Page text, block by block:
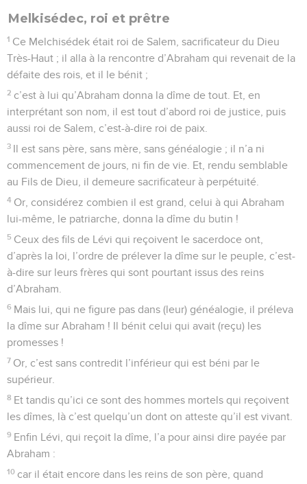
Melkisédec, roi et prêtre
1 Ce Melchisédek était roi de Salem, sacrificateur du Dieu
Très-Haut ; il alla à la rencontre d’Abraham qui revenait de la
défaite des rois, et il le bénit ;
2 c’est à lui qu’Abraham donna la dîme de tout. Et, en
interprétant son nom, il est tout d’abord roi de justice, puis
aussi roi de Salem, c’est-à-dire roi de paix.
3 Il est sans père, sans mère, sans généalogie ; il n’a ni
commencement de jours, ni fin de vie. Et, rendu semblable
au Fils de Dieu, il demeure sacrificateur à perpétuité.
4 Or, considérez combien il est grand, celui à qui Abraham
lui-même, le patriarche, donna la dîme du butin !
5 Ceux des fils de Lévi qui reçoivent le sacerdoce ont,
d’après la loi, l’ordre de prélever la dîme sur le peuple, c’est-
à-dire sur leurs frères qui sont pourtant issus des reins
d’Abraham.
6 Mais lui, qui ne figure pas dans (leur) généalogie, il préleva
la dîme sur Abraham ! Il bénit celui qui avait (reçu) les
promesses !
7 Or, c’est sans contredit l’inférieur qui est béni par le
supérieur.
8 Et tandis qu’ici ce sont des hommes mortels qui reçoivent
les dîmes, là c’est quelqu’un dont on atteste qu’il est vivant.
9 Enfin Lévi, qui reçoit la dîme, l’a pour ainsi dire payée par
Abraham :
10 car il était encore dans les reins de son père, quand